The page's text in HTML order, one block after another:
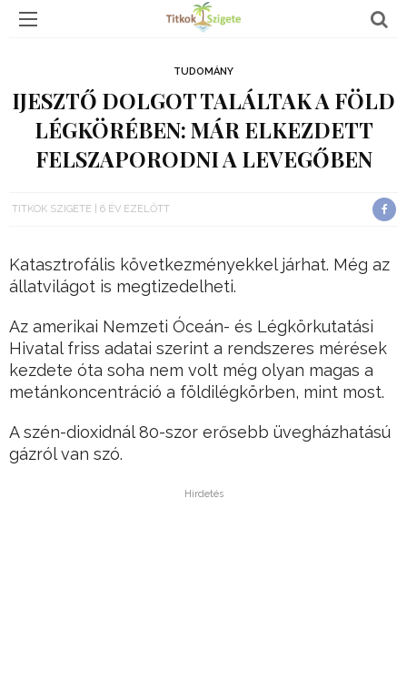
TUDOMÁNY
IJESZTŐ DOLGOT TALÁLTAK A FÖLD
LÉGKÖRÉBEN: MÁR ELKEZDETT
FELSZAPORODNI A LEVEGŐBEN
TITKOK SZIGETE 6 ÉV EZELŐTT
Katasztrofális következményekkel járhat. Még az
állatvilágot is megtizedelheti.
Az amerikai Nemzeti Óceán- és Légkörkutatási
Hivatal friss adatai szerint a rendszeres mérések
kezdete óta soha nem volt még olyan magas a
metánkoncentráció a földilégkörben, mint most.
A szén-dioxidnál 80-szor erősebb üvegházhatású
gázról van szó.
Hirdetés